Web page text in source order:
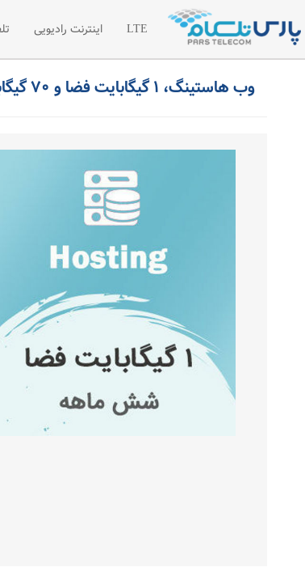
LTE
اینترنت LTE
اینترنت رادیویی
اینترنت رادیویی
وب هاستینگ، ۱ گیگابایت فضا و ۷۰ گیگابایت ترافیک شش ماهه